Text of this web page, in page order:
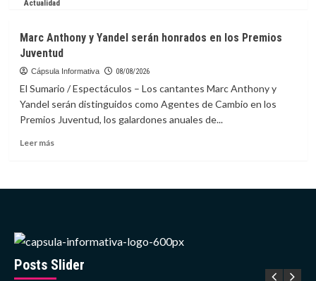
más
respalda
continuidad
de
en
la
presidencia
la
Actualidad
Marc Anthony y Yandel serán honrados en los Premios
Juventud
Cápsula Informativa 08/08/2026
El Sumario / Espectáculos – Los cantantes Marc Anthony y
Yandel serán distinguidos como Agentes de Cambio en los
Premios Juventud, los galardones anuales de...
Leer másLeer
honrados
en
Posts Slider